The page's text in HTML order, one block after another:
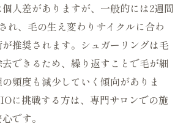
人差がありますが、一般的には2週間
れ、毛の生え変わりサイクルに合わ
推奨されます。シュガーリングは毛
できるため、繰り返すことで毛が細
頻度も減少していく傾向がありま
に挑戦する方は、専門サロンでの施
です。